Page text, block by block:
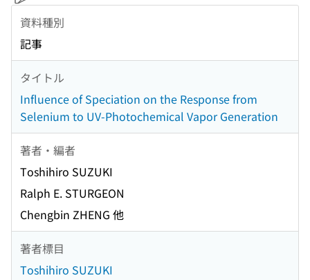
資料種別
記事
タイトル
Influence of Speciation on the Response from
Selenium to UV-Photochemical Vapor Generation
著者・編者
Toshihiro SUZUKI
Ralph E. STURGEON
Chengbin ZHENG 他
著者標目
Toshihiro SUZUKI